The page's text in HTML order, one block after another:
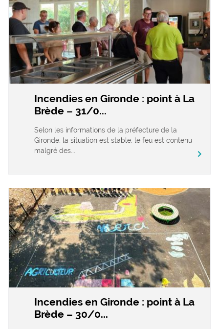
Incendies en Gironde : point à La
Brède – 31/0...
Selon les informations de la préfecture de la
Gironde, la situation est stable, le feu est contenu
malgré des...
chevron_right
Incendies en Gironde : point à La
Brède – 30/0...